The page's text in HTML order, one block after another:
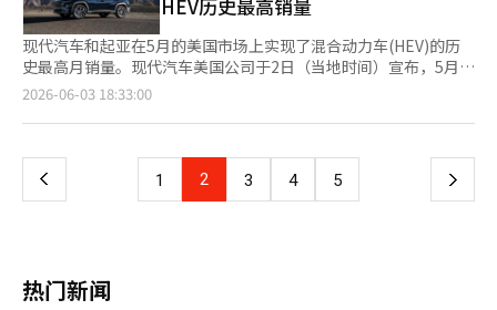
出后，现通过演出实况电影再次与粉丝见面。《PLAVE亚洲巡演大
冲：量子跃迁安可在影院》正在全国CGV影院上映。※ 本报道经人
工智能（AI）系统翻译与编辑。
个饮食领域。乐天玛特表示，杂粮·肉类等新鲜食品的低糖·无糖
·零糖产品销售额在2023年增长91%，2024年增长150%，2025
年增长247%，连续三年保持增长。产品种类（SKU）也在不断增
加。在同一时期，低糖·无糖·零糖新鲜食品的SKU分别增长了
25%、41%和57%。全昭恩 乐天玛特·超市肉类团队商品企划者
（MD）表示：“我们计划根据快速增长的低糖·无糖新鲜食品趋
7日举行“超值日”活动，主要食品如西瓜、韩牛、五花肉等将以
最高半价出售。超值日是乐天玛特·超市每月举行一次的折扣活
HEV历史最高销量
现代汽车和起亚在5月的美国市场上实现了混合动力车(HEV)的历
史最高月销量。现代汽车美国公司于2日（当地时间）宣布，5月总
共销售了87468辆汽车，同比增长3%。其中，HEV的销量同比增
30%，伊兰特增长29%，索纳塔增长250%，所有HEV车型均大幅
了5月的最高纪录。以IONIQ 5为例，销量从3898辆增加到5002
辆，增长28%，创下历史最高5月销量。途胜和帕里塞德在5月也
过赞助2026年国际足联世界杯，在北美地区建立的品牌认知度将
为今夏持续增长提供有利基础。”起亚美国公司在5月的零售销量
2026-06-03 18:33:00
上
页
1 2 3 4 5 下
热门新闻